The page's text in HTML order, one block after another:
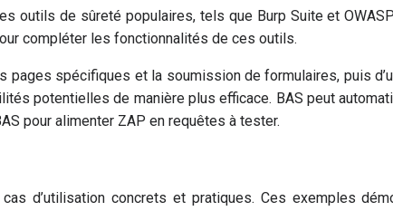
outils de sûreté populaires, tels que Burp Suite et
compléter les fonctionnalités de ces outils.
spécifiques et la soumission de formulaires, puis
potentielles de manière plus efficace. BAS peut
pour alimenter ZAP en requêtes à tester.
d’utilisation concrets et pratiques. Ces exemples